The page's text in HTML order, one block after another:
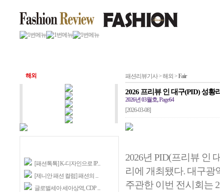
해외
[패션톡톡] K-디자인으로 IP...
[제니안 패션 컬럼] 패션의 ...
글로벌세아 세아상역, CDP ...
패션리뷰기사 > 해외 >Fair
2026 프리뷰 인 대구(PID) 성황
2026년 03월호, Page64
[2026-03-08]
2026년 PID(프리뷰 인
리에 개최됐다. 대구
주관한 이번 전시회는